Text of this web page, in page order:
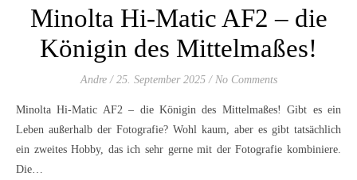
Minolta Hi-Matic AF2 – die
Königin des Mittelmaßes!
Andre / 25. September 2025 / No Comments
Minolta Hi-Matic AF2 – die Königin des Mittelmaßes! Gibt es ein
Leben außerhalb der Fotografie? Wohl kaum, aber es gibt tatsächlich
ein zweites Hobby, das ich sehr gerne mit der Fotografie kombiniere.
Die…